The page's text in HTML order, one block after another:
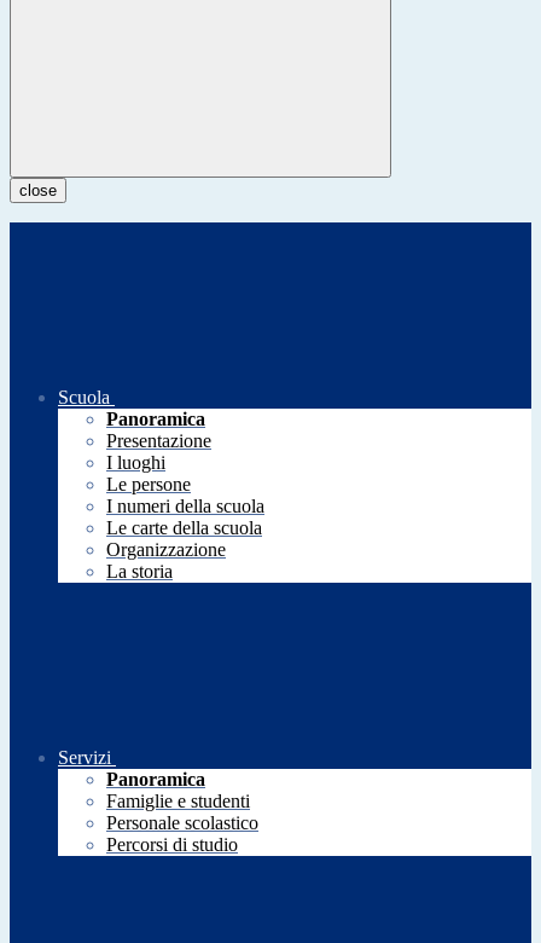
close
Scuola
Panoramica
Presentazione
I luoghi
Le persone
I numeri della scuola
Le carte della scuola
Organizzazione
La storia
Servizi
Panoramica
Famiglie e studenti
Personale scolastico
Percorsi di studio